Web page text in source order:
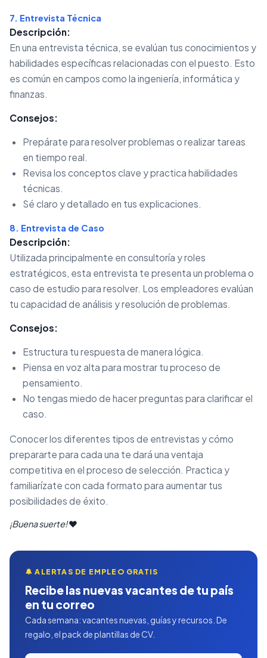
7. Entrevista Técnica
Descripción:
En una entrevista técnica, se evalúan tus conocimientos y
habilidades específicas relacionadas con el puesto. Esto
es común en campos como la ingeniería, informática y
finanzas.
Consejos:
Prepárate para resolver problemas o realizar tareas
en tiempo real.
Revisa los conceptos clave y practica habilidades
técnicas.
Sé claro y detallado en tus explicaciones.
8. Entrevista de Caso
Descripción:
Utilizada principalmente en consultoría y roles
estratégicos, esta entrevista te presenta un problema o
caso de estudio para resolver. Los empleadores evalúan
tu capacidad de análisis y resolución de problemas.
Consejos:
Estructura tu respuesta de manera lógica.
Piensa en voz alta para mostrar tu proceso de
pensamiento.
No tengas miedo de hacer preguntas para clarificar el
caso.
Conocer los diferentes tipos de entrevistas y cómo
prepararte para cada una te dará una ventaja
competitiva en el proceso de selección. Practica y
familiarízate con cada formato para aumentar tus
posibilidades de éxito.
¡Buena suerte!♥
🔔 ALERTAS DE EMPLEO GRATIS
Recibe las nuevas vacantes de tu país
en tu correo
Cada semana: vacantes nuevas, guías y recursos. De
regalo, el pack de plantillas de CV.